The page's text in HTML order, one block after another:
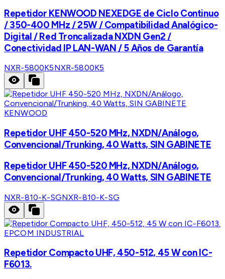
Repetidor KENWOOD NEXEDGE de Ciclo Continuo
/ 350-400 MHz / 25W / Compatibilidad Analógico-
Digital / Red Troncalizada NXDN Gen2 /
Conectividad IP LAN-WAN / 5 Años de Garantía
NXR-5800K5NXR-5800K5
KENWOOD
Repetidor UHF 450-520 MHz, NXDN/Análogo,
Convencional/Trunking, 40 Watts, SIN GABINETE
Repetidor UHF 450-520 MHz, NXDN/Análogo,
Convencional/Trunking, 40 Watts, SIN GABINETE
NXR-810-K-SGNXR-810-K-SG
EPCOM INDUSTRIAL
Repetidor Compacto UHF, 450-512, 45 W con IC-
F6013.